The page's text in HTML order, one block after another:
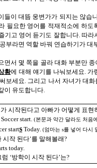
들이 대뜸 웅변가가 되지는 않습
필요한 영어를 적재적소에 하도
기고 영어 듣기도 잘합니다. 따
부라면 역할 바꿔 연습하기가
면서 몇 쪽을 골라 대화 부분만
황에 대해 얘기를 나눠보세요. 가
보세요. 그리고 나서 자녀가 대
이 유도합니다.
시작된다고 아빠가 어떻게 표현
start. (본문과 약간 달라도 처음
starts Today. (엄마는 s를 넣어 다시
작 된다’를 말해볼래?
today.
‘방학이 시작 된다’는?